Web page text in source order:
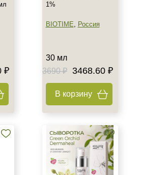
₽
1%
BIOTIME, Россия
30 мл
3690 ₽
3468.60 ₽
В корзину